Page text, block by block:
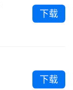
下载
下载